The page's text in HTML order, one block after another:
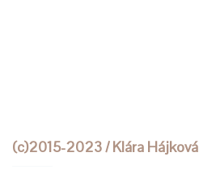
(c)2015-2023 / Klára Hájková